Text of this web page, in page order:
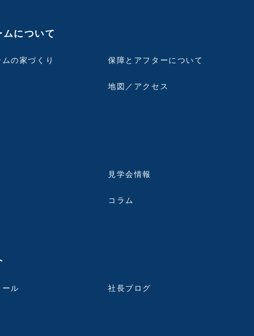
について
の家づくり 保障とアフターについて
地図／アクセス
見学会情報
コラム
ル 社長ブログ